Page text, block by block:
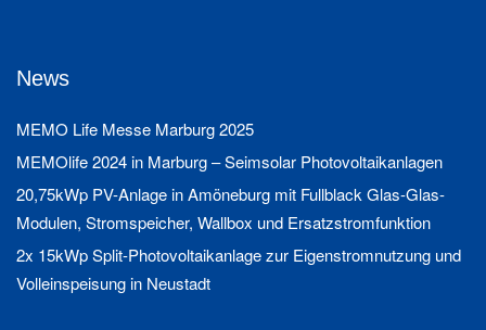
News
MEMO Life Messe Marburg 2025
MEMOlife 2024 in Marburg – Seimsolar Photovoltaikanlagen
20,75kWp PV-Anlage in Amöneburg mit Fullblack Glas-Glas-
Modulen, Stromspeicher, Wallbox und Ersatzstromfunktion
2x 15kWp Split-Photovoltaikanlage zur Eigenstromnutzung und
Volleinspeisung in Neustadt